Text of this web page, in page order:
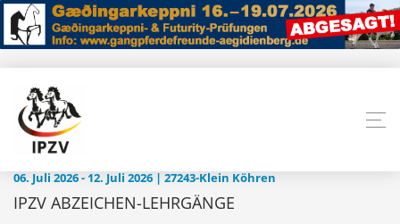
06. Juli 2026 - 12. Juli 2026 | 27243-Klein Köhren
IPZV ABZEICHEN-LEHRGÄNGE